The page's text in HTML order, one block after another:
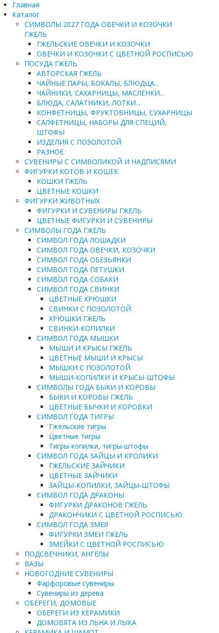
Главная
Каталог
СИМВОЛЫ 2027 ГОДА ОВЕЧКИ И КОЗОЧКИ
ГЖЕЛЬ
ГЖЕЛЬСКИЕ ОВЕЧКИ И КОЗОЧКИ
ОВЕЧКИ И КОЗОЧКИ С ЦВЕТНОЙ РОСПИСЬЮ
ПОСУДА ГЖЕЛЬ
АВТОРСКАЯ ГЖЕЛЬ
ЧАЙНЫЕ ПАРЫ, БОКАЛЫ, БЛЮДЦА...
ЧАЙНИКИ, САХАРНИЦЫ, МАСЛЕНКИ...
БЛЮДА, САЛАТНИКИ, ЛОТКИ...
КОНФЕТНИЦЫ, ФРУКТОВНИЦЫ, СУХАРНИЦЫ
САЛФЕТНИЦЫ, НАБОРЫ ДЛЯ СПЕЦИЙ,
ШТОФЫ
ИЗДЕЛИЯ С ПОЗОЛОТОЙ
РАЗНОЕ
СУВЕНИРЫ С СИМВОЛИКОЙ И НАДПИСЯМИ
ФИГУРКИ КОТОВ И КОШЕК
КОШКИ ГЖЕЛЬ
ЦВЕТНЫЕ КОШКИ
ФИГУРКИ ЖИВОТНЫХ
ФИГУРКИ И СУВЕНИРЫ ГЖЕЛЬ
ЦВЕТНЫЕ ФИГУРКИ И СУВЕНИРЫ
СИМВОЛЫ ГОДА ГЖЕЛЬ
СИМВОЛ ГОДА ЛОШАДКИ
СИМВОЛ ГОДА ОВЕЧКИ, КОЗОЧКИ
СИМВОЛ ГОДА ОБЕЗЬЯНКИ
СИМВОЛ ГОДА ПЕТУШКИ
СИМВОЛ ГОДА СОБАКИ
СИМВОЛ ГОДА СВИНКИ
ЦВЕТНЫЕ ХРЮШКИ
СВИНКИ С ПОЗОЛОТОЙ
ХРЮШКИ ГЖЕЛЬ
СВИНКИ-КОПИЛКИ
СИМВОЛ ГОДА МЫШКИ
МЫШИ И КРЫСЫ ГЖЕЛЬ
ЦВЕТНЫЕ МЫШИ И КРЫСЫ
МЫШКИ С ПОЗОЛОТОЙ
МЫШИ-КОПИЛКИ И КРЫСЫ-ШТОФЫ
СИМВОЛЫ ГОДА БЫКИ И КОРОВЫ
БЫКИ И КОРОВЫ ГЖЕЛЬ
ЦВЕТНЫЕ БЫЧКИ И КОРОВКИ
СИМВОЛ ГОДА ТИГРЫ
Гжельские тигры
Цветные тигры
Тигры-копилки, тигры-штофы
СИМВОЛ ГОДА ЗАЙЦЫ И КРОЛИКИ
ГЖЕЛЬСКИЕ ЗАЙЧИКИ
ЦВЕТНЫЕ ЗАЙЧИКИ
ЗАЙЦЫ-КОПИЛКИ, ЗАЙЦЫ-ШТОФЫ
СИМВОЛ ГОДА ДРАКОНЫ
ФИГУРКИ ДРАКОНОВ ГЖЕЛЬ
ДРАКОНЧИКИ С ЦВЕТНОЙ РОСПИСЬЮ
СИМВОЛ ГОДА ЗМЕЯ
ФИГУРКИ ЗМЕИ ГЖЕЛЬ
ЗМЕЙКИ С ЦВЕТНОЙ РОСПИСЬЮ
ПОДСВЕЧНИКИ, АНГЕЛЫ
ВАЗЫ
НОВОГОДНИЕ СУВЕНИРЫ
Фарфоровые сувениры
Сувениры из дерева
ОБЕРЕГИ, ДОМОВЫЕ
ОБЕРЕГИ ИЗ КЕРАМИКИ
ДОМОВЯТА ИЗ ЛЬНА И ЛЫКА